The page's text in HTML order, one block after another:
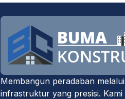
Membangun peradaban melalui
infrastruktur yang presisi. Kami